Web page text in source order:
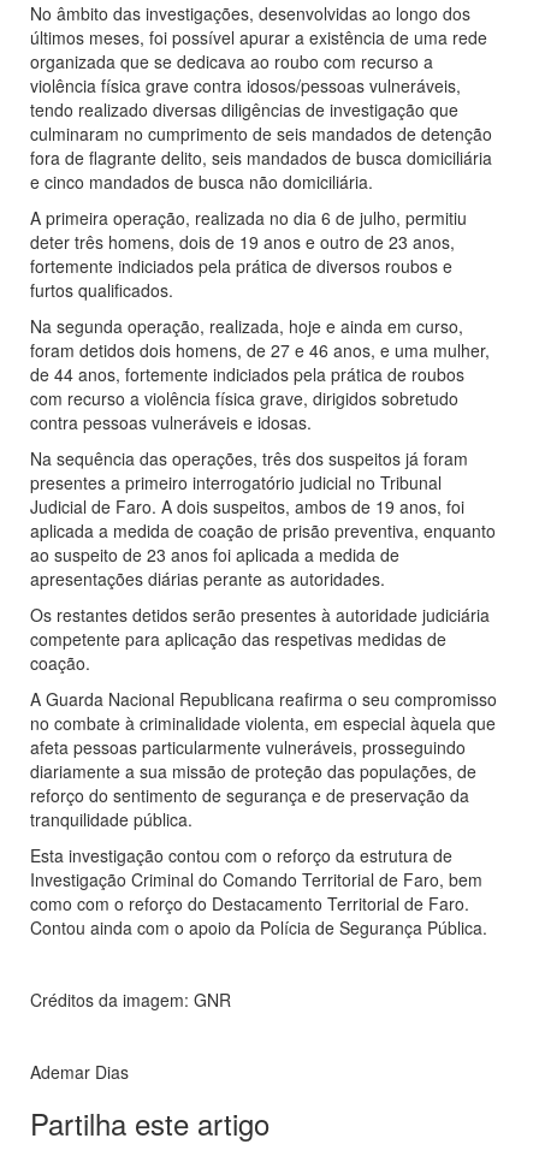
No âmbito das investigações, desenvolvidas ao longo dos
últimos meses, foi possível apurar a existência de uma rede
organizada que se dedicava ao roubo com recurso a
violência física grave contra idosos/pessoas vulneráveis,
tendo realizado diversas diligências de investigação que
culminaram no cumprimento de seis mandados de detenção
fora de flagrante delito, seis mandados de busca domiciliária
e cinco mandados de busca não domiciliária.
A primeira operação, realizada no dia 6 de julho, permitiu
deter três homens, dois de 19 anos e outro de 23 anos,
fortemente indiciados pela prática de diversos roubos e
furtos qualificados.
Na segunda operação, realizada, hoje e ainda em curso,
foram detidos dois homens, de 27 e 46 anos, e uma mulher,
de 44 anos, fortemente indiciados pela prática de roubos
com recurso a violência física grave, dirigidos sobretudo
contra pessoas vulneráveis e idosas.
Na sequência das operações, três dos suspeitos já foram
presentes a primeiro interrogatório judicial no Tribunal
Judicial de Faro. A dois suspeitos, ambos de 19 anos, foi
aplicada a medida de coação de prisão preventiva, enquanto
ao suspeito de 23 anos foi aplicada a medida de
apresentações diárias perante as autoridades.
Os restantes detidos serão presentes à autoridade judiciária
competente para aplicação das respetivas medidas de
coação.
A Guarda Nacional Republicana reafirma o seu compromisso
no combate à criminalidade violenta, em especial àquela que
afeta pessoas particularmente vulneráveis, prosseguindo
diariamente a sua missão de proteção das populações, de
reforço do sentimento de segurança e de preservação da
tranquilidade pública.
Esta investigação contou com o reforço da estrutura de
Investigação Criminal do Comando Territorial de Faro, bem
como com o reforço do Destacamento Territorial de Faro.
Contou ainda com o apoio da Polícia de Segurança Pública.
Créditos da imagem: GNR
Ademar Dias
Partilha este artigo